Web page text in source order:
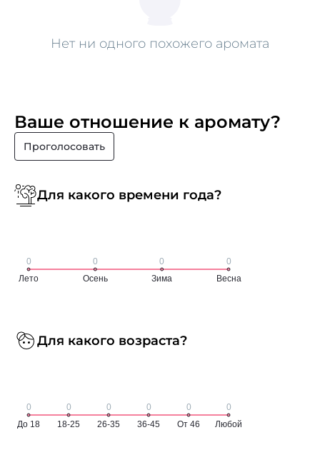
Нет ни одного похожего аромата
Ваше отношение к аромату?
Проголосовать
Для какого времени года?
Для какого возраста?